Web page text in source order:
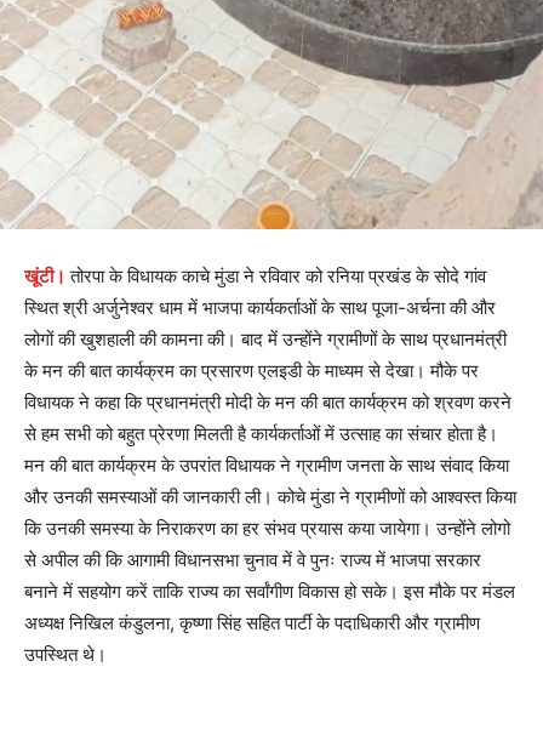
खूंटी। तोरपा के विधायक काचे मुंडा ने रविवार को रनिया प्रखंड के सोदे गांव
स्थित श्री अर्जुनेश्वर धाम में भाजपा कार्यकर्ताओं के साथ पूजा-अर्चना की और
लोगों की खुशहाली की कामना की। बाद में उन्होंने ग्रामीणों के साथ प्रधानमंत्री
के मन की बात कार्यक्रम का प्रसारण एलइडी के माध्यम से देखा। मौके पर
विधायक ने कहा कि प्रधानमंत्री मोदी के मन की बात कार्यक्रम को श्रवण करने
से हम सभी को बहुत प्रेरणा मिलती है कार्यकर्ताओं में उत्साह का संचार होता है।
मन की बात कार्यक्रम के उपरांत विधायक ने ग्रामीण जनता के साथ संवाद किया
और उनकी समस्याओं की जानकारी ली। कोचे मुंडा ने ग्रामीणों को आश्वस्त किया
कि उनकी समस्या के निराकरण का हर संभव प्रयास कया जायेगा। उन्होंने लोगो
से अपील की कि आगामी विधानसभा चुनाव में वे पुनः राज्य में भाजपा सरकार
बनाने में सहयोग करें ताकि राज्य का सर्वांगीण विकास हो सके। इस मौके पर मंडल
अध्यक्ष निखिल कंडुलना, कृष्णा सिंह सहित पार्टी के पदाधिकारी और ग्रामीण
उपस्थित थे।